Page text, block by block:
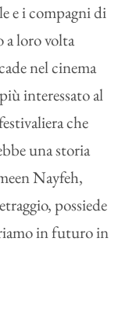
e i compagni di
a loro volta
nel cinema
interessato al
che
una storia
Nayfeh,
possiede
in futuro in